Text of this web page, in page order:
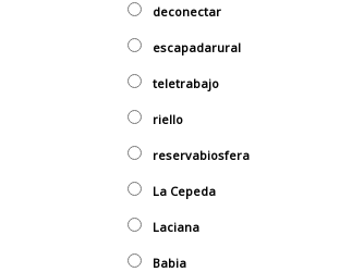
deconectar
escapadarural
teletrabajo
riello
reservabiosfera
La Cepeda
Laciana
Babia